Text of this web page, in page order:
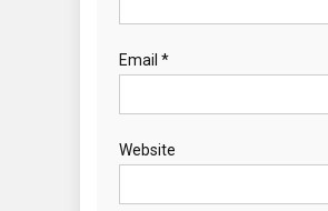
Email *
Website